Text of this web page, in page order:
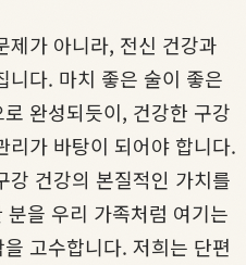
제가 아니라, 전신 건강과
니다. 마치 좋은 술이 좋은
완성되듯이, 건강한 구강
리가 바탕이 되어야 합니다.
강 건강의 본질적인 가치를
을 우리 가족처럼 여기는
을 고수합니다. 저희는 단편